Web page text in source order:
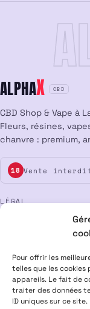
Pour offrir les
telles que les
appareils. Le fait de
traiter des données
ID uniques sur ce
ALPHAX CBD
CBD Shop & Vape à
Fleurs, résines,
chanvre : premium,
18 Vente
LÉGAL
ALPHA X CBD
Visa
Mastercard